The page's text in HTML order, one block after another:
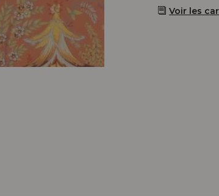
Voir les